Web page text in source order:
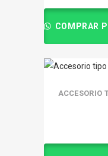
COMPRAR
ACCESORIO